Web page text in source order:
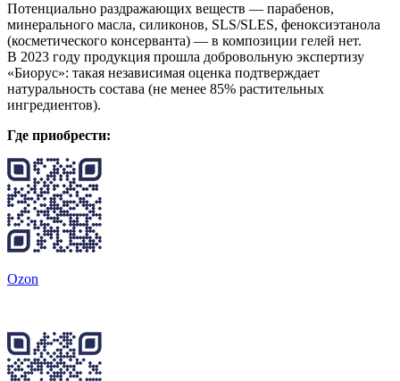
Потенциально раздражающих веществ — парабенов,
минерального масла, силиконов, SLS/SLES, феноксиэтанола
(косметического консерванта) — в композиции гелей нет.
В 2023 году продукция прошла добровольную экспертизу
«Биорус»: такая независимая оценка подтверждает
натуральность состава (не менее 85% растительных
ингредиентов).
Где приобрести:
Ozon